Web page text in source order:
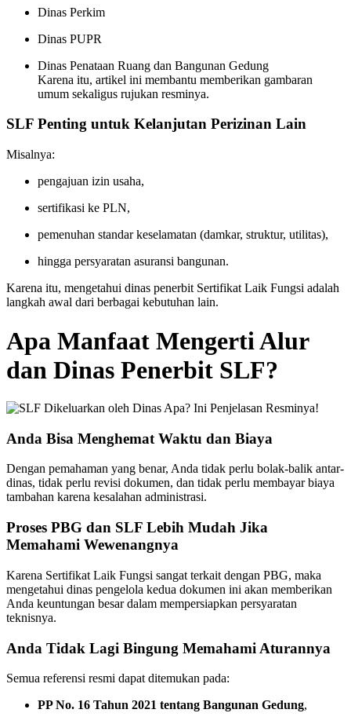
Dinas Perkim
Dinas PUPR
Dinas Penataan Ruang dan Bangunan Gedung
Karena itu, artikel ini membantu memberikan gambaran
umum sekaligus rujukan resminya.
SLF Penting untuk Kelanjutan Perizinan Lain
Misalnya:
pengajuan izin usaha,
sertifikasi ke PLN,
pemenuhan standar keselamatan (damkar, struktur, utilitas),
hingga persyaratan asuransi bangunan.
Karena itu, mengetahui dinas penerbit Sertifikat Laik Fungsi adalah
langkah awal dari berbagai kebutuhan lain.
Apa Manfaat Mengerti Alur
dan Dinas Penerbit SLF?
Anda Bisa Menghemat Waktu dan Biaya
Dengan pemahaman yang benar, Anda tidak perlu bolak-balik antar-
dinas, tidak perlu revisi dokumen, dan tidak perlu membayar biaya
tambahan karena kesalahan administrasi.
Proses PBG dan SLF Lebih Mudah Jika
Memahami Wewenangnya
Karena Sertifikat Laik Fungsi sangat terkait dengan PBG, maka
mengetahui dinas pengelola kedua dokumen ini akan memberikan
Anda keuntungan besar dalam mempersiapkan persyaratan
teknisnya.
Anda Tidak Lagi Bingung Memahami Aturannya
Semua referensi resmi dapat ditemukan pada:
PP No. 16 Tahun 2021 tentang Bangunan Gedung,